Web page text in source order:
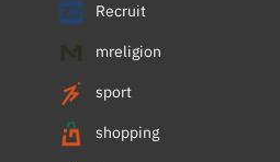
Recruit
mreligion
sport
shopping